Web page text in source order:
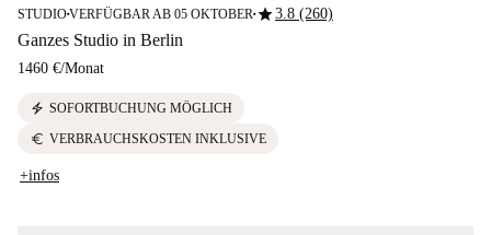
STUDIO■VERFÜGBAR AB 05 OKTOBER ■star3.8 (260)
Ganzes Studio in Berlin
1460 €/Monat
electric_bolt SOFORTBUCHUNG MÖGLICH
euro VERBRAUCHSKOSTEN INKLUSIVE
+infos